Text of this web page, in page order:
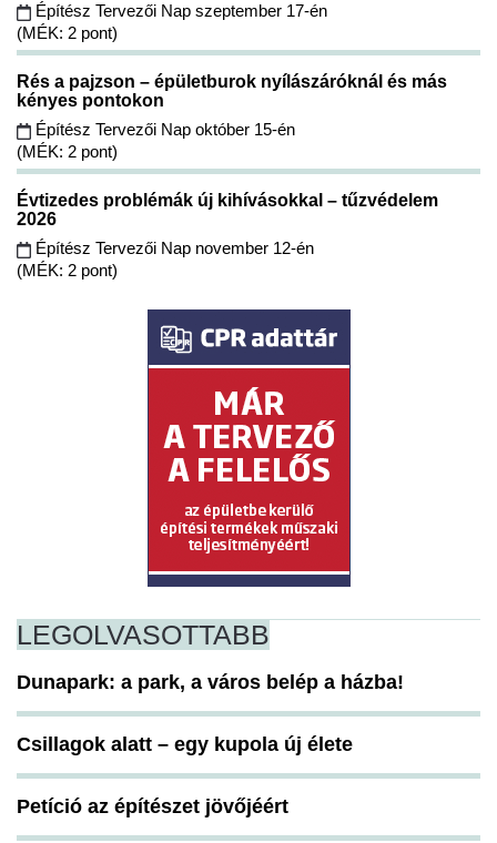
Építész Tervezői Nap szeptember 17-én
(MÉK: 2 pont)
Rés a pajzson – épületburok nyílászáróknál és más
kényes pontokon
Építész Tervezői Nap október 15-én
(MÉK: 2 pont)
Évtizedes problémák új kihívásokkal – tűzvédelem
2026
Építész Tervezői Nap november 12-én
(MÉK: 2 pont)
LEGOLVASOTTABB
Dunapark: a park, a város belép a házba!
Csillagok alatt – egy kupola új élete
Petíció az építészet jövőjéért